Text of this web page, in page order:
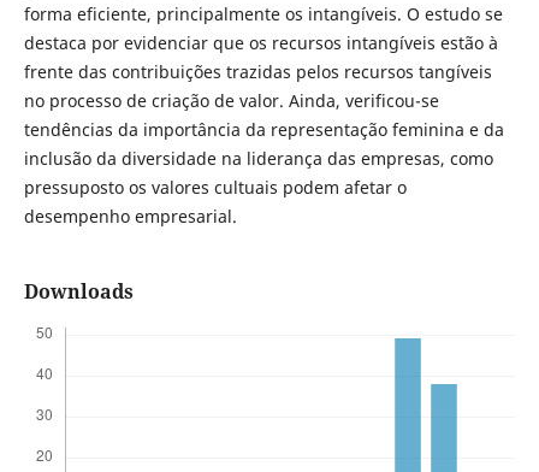
forma eficiente, principalmente os intangíveis. O estudo se
destaca por evidenciar que os recursos intangíveis estão à
frente das contribuições trazidas pelos recursos tangíveis
no processo de criação de valor. Ainda, verificou-se
tendências da importância da representação feminina e da
inclusão da diversidade na liderança das empresas, como
pressuposto os valores cultuais podem afetar o
desempenho empresarial.
Downloads